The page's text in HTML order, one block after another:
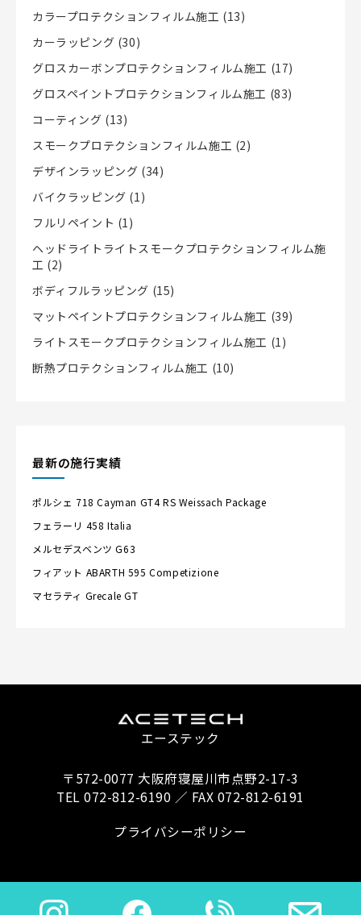
カラープロテクションフィルム施工 (13)
カーラッピング (30)
グロスカーボンプロテクションフィルム施工 (17)
グロスペイントプロテクションフィルム施工 (83)
コーティング (13)
スモークプロテクションフィルム施工 (2)
デザインラッピング (34)
バイクラッピング (1)
フルリペイント (1)
ヘッドライトライトスモークプロテクションフィルム施
工 (2)
ボディフルラッピング (15)
マットペイントプロテクションフィルム施工 (39)
ライトスモークプロテクションフィルム施工 (1)
断熱プロテクションフィルム施工 (10)
最新の施行実績
ポルシェ 718 Cayman GT4 RS Weissach Package
フェラーリ 458 Italia
メルセデスベンツ G63
フィアット ABARTH 595 Competizione
マセラティ Grecale GT
エーステック
〒572-0077 大阪府寝屋川市点野2-17-3
TEL 072-812-6190 ／ FAX 072-812-6191
プライバシーポリシー